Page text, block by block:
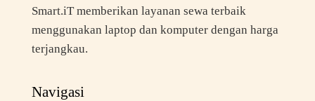
Smart.iT memberikan layanan sewa terbaik
menggunakan laptop dan komputer dengan harga
terjangkau.
Navigasi